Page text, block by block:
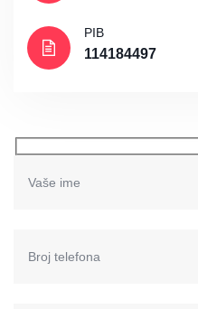
PIB
114184497